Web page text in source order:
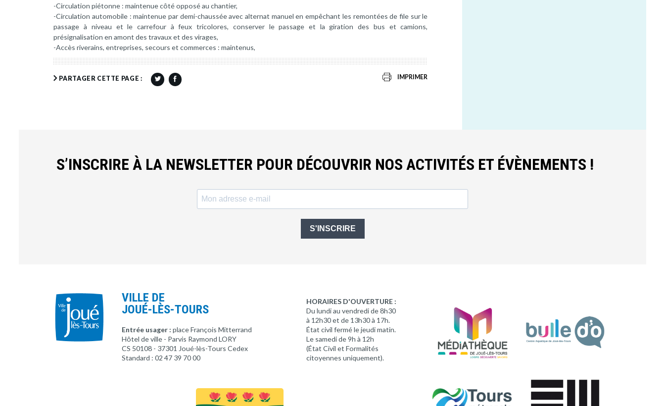
-Circulation piétonne : maintenue côté opposé au chantier,
-Circulation automobile : maintenue par demi-chaussée avec alternat manuel en empêchant les remontées de file sur le
passage à niveau et le carrefour à feux tricolores, conserver le passage et la giration des bus et camions,
présignalisation en amont des travaux et des virages,
-Accès riverains, entreprises, secours et commerces : maintenus,
PARTAGER CETTE PAGE : IMPRIMER
S’INSCRIRE À LA NEWSLETTER POUR DÉCOUVRIR NOS ACTIVITÉS ET ÉVÈNEMENTS !
S'INSCRIRE
VILLE DE
JOUÉ-LÈS-TOURS
Entrée usager : place François Mitterrand
Hôtel de ville - Parvis Raymond LORY
CS 50108 - 37301 Joué-lès-Tours Cedex
Standard : 02 47 39 70 00
HORAIRES D'OUVERTURE :
Du lundi au vendredi de 8h30
à 12h30 et de 13h30 à 17h.
État civil fermé le jeudi matin.
Le samedi de 9h à 12h
(État Civil et Formalités
citoyennes uniquement).